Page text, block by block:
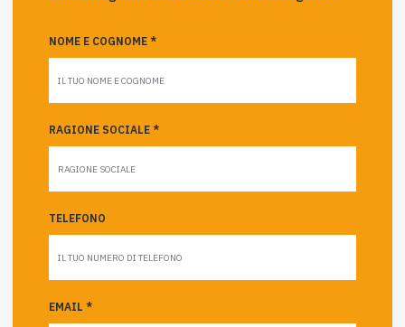
NOME E COGNOME *
RAGIONE SOCIALE *
TELEFONO
EMAIL *